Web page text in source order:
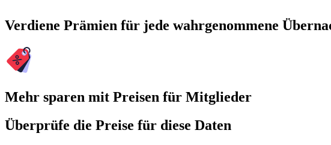
Verdiene Prämien für jede wahrgenommene
Mehr sparen mit Preisen für Mitglieder
Überprüfe die Preise für diese Daten